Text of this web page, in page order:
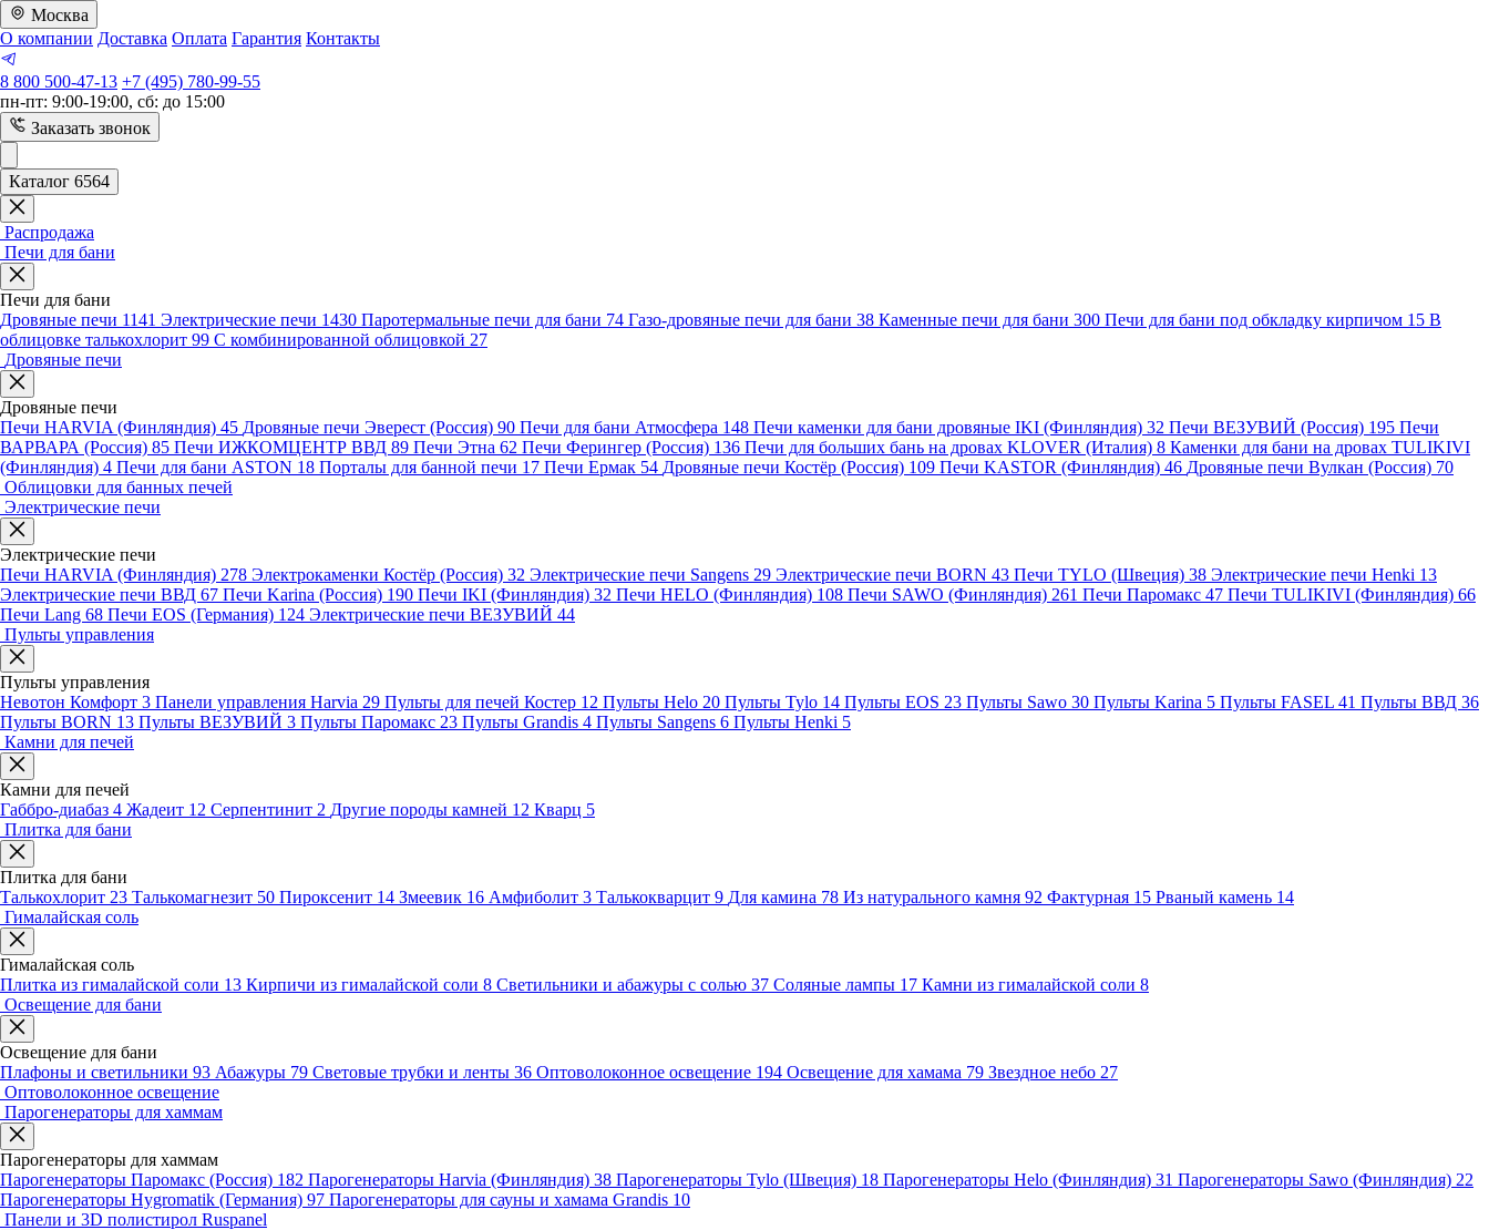
Москва
О компании Доставка Оплата Гарантия Контакты
8 800 500-47-13 +7 (495) 780-99-55
пн-пт: 9:00-19:00, сб: до 15:00
Заказать звонок
Каталог 6564
Распродажа
Печи для бани
Печи для бани
Дровяные печи 1141 Электрические печи 1430 Паротермальные печи для бани 74 Газо-дровяные печи для бани 38 Каменные печи для бани 300 Печи для бани под обкладку кирпичом 15 В
облицовке талькохлорит 99 С комбинированной облицовкой 27
Дровяные печи
Дровяные печи
Печи HARVIA (Финляндия) 45 Дровяные печи Эверест (Россия) 90 Печи для бани Атмосфера 148 Печи каменки для бани дровяные IKI (Финляндия) 32 Печи ВЕЗУВИЙ (Россия) 195 Печи
ВАРВАРА (Россия) 85 Печи ИЖКОМЦЕНТР ВВД 89 Печи Этна 62 Печи Ферингер (Россия) 136 Печи для больших бань на дровах KLOVER (Италия) 8 Каменки для бани на дровах TULIKIVI
(Финляндия) 4 Печи для бани ASTON 18 Порталы для банной печи 17 Печи Ермак 54 Дровяные печи Костёр (Россия) 109 Печи KASTOR (Финляндия) 46 Дровяные печи Вулкан (Россия) 70
Облицовки для банных печей
Электрические печи
Электрические печи
Печи HARVIA (Финляндия) 278 Электрокаменки Костёр (Россия) 32 Электрические печи Sangens 29 Электрические печи BORN 43 Печи TYLO (Швеция) 38 Электрические печи Henki 13
Электрические печи ВВД 67 Печи Karina (Россия) 190 Печи IKI (Финляндия) 32 Печи HELO (Финляндия) 108 Печи SAWO (Финляндия) 261 Печи Паромакс 47 Печи TULIKIVI (Финляндия) 66
Печи Lang 68 Печи EOS (Германия) 124 Электрические печи ВЕЗУВИЙ 44
Пульты управления
Пульты управления
Невотон Комфорт 3 Панели управления Harvia 29 Пульты для печей Костер 12 Пульты Helo 20 Пульты Tylo 14 Пульты EOS 23 Пульты Sawo 30 Пульты Karina 5 Пульты FASEL 41 Пульты ВВД 36
Пульты BORN 13 Пульты ВЕЗУВИЙ 3 Пульты Паромакс 23 Пульты Grandis 4 Пульты Sangens 6 Пульты Henki 5
Камни для печей
Камни для печей
Габбро-диабаз 4 Жадеит 12 Серпентинит 2 Другие породы камней 12 Кварц 5
Плитка для бани
Плитка для бани
Талькохлорит 23 Талькомагнезит 50 Пироксенит 14 Змеевик 16 Амфиболит 3 Талькокварцит 9 Для камина 78 Из натурального камня 92 Фактурная 15 Рваный камень 14
Гималайская соль
Гималайская соль
Плитка из гималайской соли 13 Кирпичи из гималайской соли 8 Светильники и абажуры с солью 37 Соляные лампы 17 Камни из гималайской соли 8
Освещение для бани
Освещение для бани
Плафоны и светильники 93 Абажуры 79 Световые трубки и ленты 36 Оптоволоконное освещение 194 Освещение для хамама 79 Звездное небо 27
Оптоволоконное освещение
Парогенераторы для хаммам
Парогенераторы для хаммам
Парогенераторы Паромакс (Россия) 182 Парогенераторы Harvia (Финляндия) 38 Парогенераторы Tylo (Швеция) 18 Парогенераторы Helo (Финляндия) 31 Парогенераторы Sawo (Финляндия) 22
Парогенераторы Hygromatik (Германия) 97 Парогенераторы для сауны и хамама Grandis 10
Панели и 3D полистирол Ruspanel